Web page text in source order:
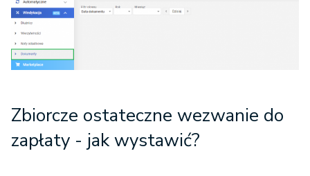
Zbiorcze ostateczne wezwanie do
zapłaty - jak wystawić?